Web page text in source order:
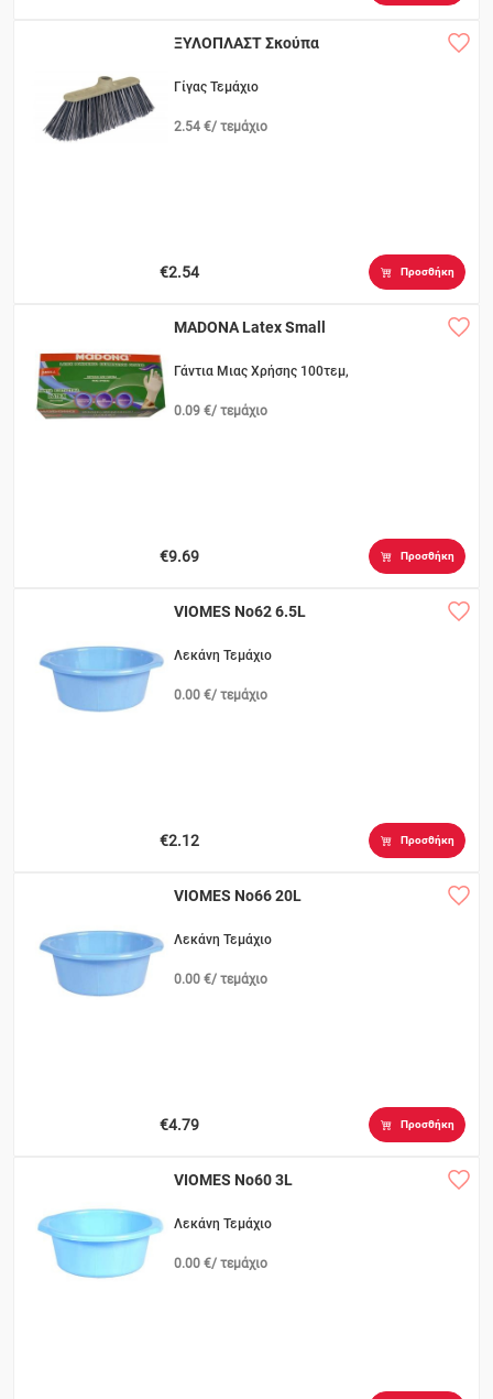
ΞΥΛΟΠΛΑΣΤ Σκούπα
Γίγας Τεμάχιο
2.54 €/ τεμάχιο
€2.54 Προσθήκη
MADONA Latex Small
Γάντια Μιας Χρήσης 100τεμ,
0.09 €/ τεμάχιο
€9.69 Προσθήκη
VIOMES No62 6.5L
Λεκάνη Τεμάχιο
0.00 €/ τεμάχιο
€2.12 Προσθήκη
VIOMES Νο66 20L
Λεκάνη Τεμάχιο
0.00 €/ τεμάχιο
€4.79 Προσθήκη
VIOMES Νο60 3L
Λεκάνη Τεμάχιο
0.00 €/ τεμάχιο